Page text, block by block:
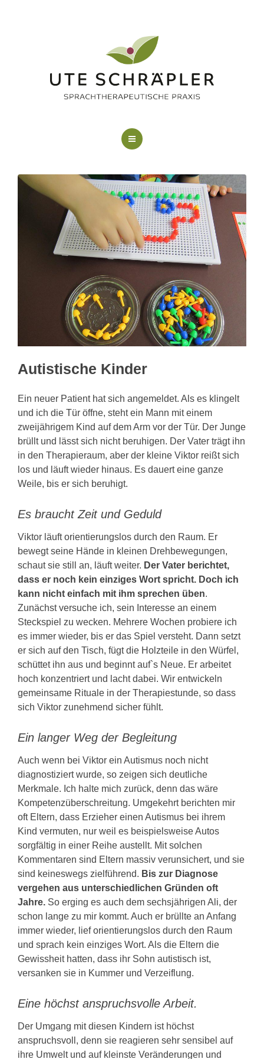
KUNSTTHERAPIE
ÜBER MICH
Autistische Kinder
Ein neuer Patient hat sich angemeldet. Als es klingelt
und ich die Tür öffne, steht ein Mann mit einem
zweijährigem Kind auf dem Arm vor der Tür. Der Junge
brüllt und lässt sich nicht beruhigen. Der Vater trägt ihn
in den Therapieraum, aber der kleine Viktor reißt sich
los und läuft wieder hinaus. Es dauert eine ganze
Weile, bis er sich beruhigt.
Es braucht Zeit und Geduld
Viktor läuft orientierungslos durch den Raum. Er
bewegt seine Hände in kleinen Drehbewegungen,
schaut sie still an, läuft weiter. Der Vater berichtet,
dass er noch kein einziges Wort spricht. Doch ich
kann nicht einfach mit ihm sprechen üben.
Zunächst versuche ich, sein Interesse an einem
Steckspiel zu wecken. Mehrere Wochen probiere ich
es immer wieder, bis er das Spiel versteht. Dann setzt
er sich auf den Tisch, fügt die Holzteile in den Würfel,
schüttet ihn aus und beginnt auf`s Neue. Er arbeitet
hoch konzentriert und lacht dabei. Wir entwickeln
gemeinsame Rituale in der Therapiestunde, so dass
sich Viktor zunehmend sicher fühlt.
Ein langer Weg der Begleitung
Auch wenn bei Viktor ein Autismus noch nicht
diagnostiziert wurde, so zeigen sich deutliche
Merkmale. Ich halte mich zurück, denn das wäre
Kompetenzüberschreitung. Umgekehrt berichten mir
oft Eltern, dass Erzieher einen Autismus bei ihrem
Kind vermuten, nur weil es beispielsweise Autos
sorgfältig in einer Reihe austellt. Mit solchen
Kommentaren sind Eltern massiv verunsichert, und sie
sind keineswegs zielführend. Bis zur Diagnose
vergehen aus unterschiedlichen Gründen oft
Jahre. So erging es auch dem sechsjährigen Ali, der
schon lange zu mir kommt. Auch er brüllte an Anfang
immer wieder, lief orientierungslos durch den Raum
und sprach kein einziges Wort. Als die Eltern die
Gewissheit hatten, dass ihr Sohn autistisch ist,
versanken sie in Kummer und Verzeiflung.
Eine höchst anspruchsvolle Arbeit.
Der Umgang mit diesen Kindern ist höchst
anspruchsvoll, denn sie reagieren sehr sensibel auf
ihre Umwelt und auf kleinste Veränderungen und